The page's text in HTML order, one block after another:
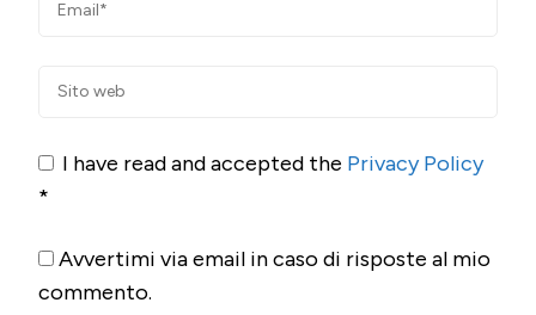
I have read and accepted the Privacy Policy
*
Avvertimi via email in caso di risposte al mio
commento.